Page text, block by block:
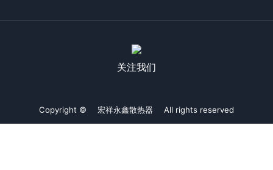
关注我们
Copyright © 宏祥永鑫散热器 All rights reserved